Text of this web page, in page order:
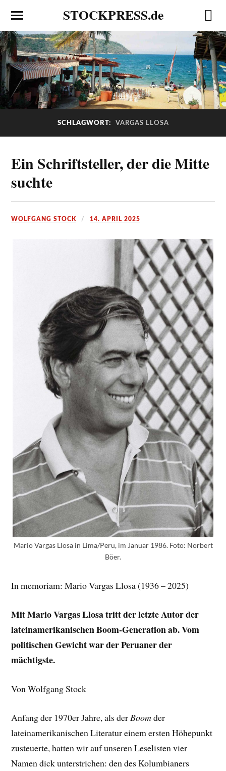
STOCKPRESS.de
SCHLAGWORT: VARGAS LLOSA
Ein Schriftsteller, der die Mitte
suchte
WOLFGANG STOCK 14. APRIL 2025
Mario Vargas Llosa in Lima/Peru, im Januar 1986. Foto: Norbert
Böer.
In memoriam: Mario Vargas Llosa (1936 – 2025)
Mit Mario Vargas Llosa tritt der letzte Autor der
lateinamerikanischen Boom-Generation ab. Vom
politischen Gewicht war der Peruaner der
mächtigste.
Von Wolfgang Stock
Anfang der 1970er Jahre, als der Boomder
lateinamerikanischen Literatur einem ersten Höhepunkt
zusteuerte, hatten wir auf unseren Leselisten vier
Namen dick unterstrichen: den des Kolumbianers